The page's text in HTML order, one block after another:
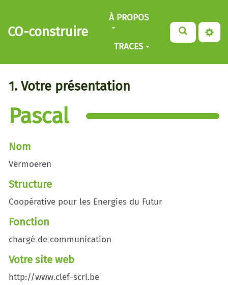
Aller au contenu principal
CO-construire
À PROPOS
TRACES
1. Votre présentation
Pascal
Nom
Vermoeren
Structure
Coopérative pour les Energies du Futur
Fonction
chargé de communication
Votre site web
http://www.clef-scrl.be